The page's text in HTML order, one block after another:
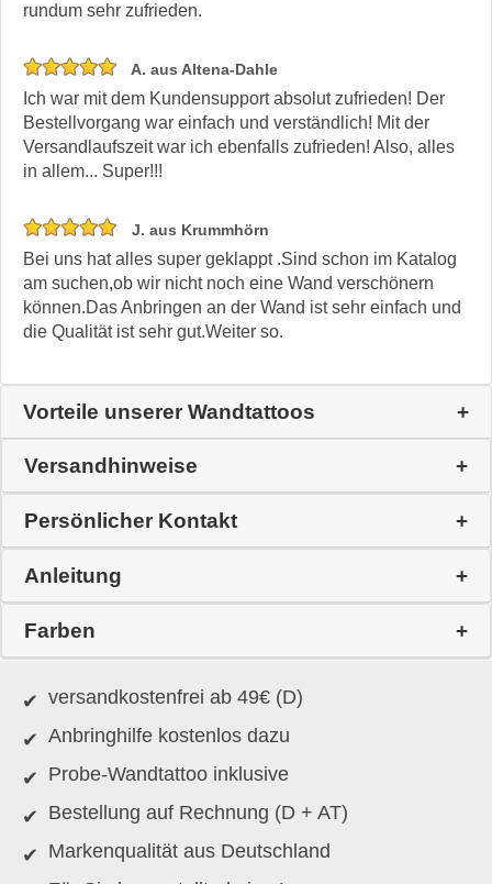
rundum sehr zufrieden.
A. aus Altena-Dahle
Ich war mit dem Kundensupport absolut zufrieden! Der
Bestellvorgang war einfach und verständlich! Mit der
Versandlaufszeit war ich ebenfalls zufrieden! Also, alles
in allem... Super!!!
J. aus Krummhörn
Bei uns hat alles super geklappt .Sind schon im Katalog
am suchen,ob wir nicht noch eine Wand verschönern
können.Das Anbringen an der Wand ist sehr einfach und
die Qualität ist sehr gut.Weiter so.
Vorteile unserer Wandtattoos
Versandhinweise
Persönlicher Kontakt
Anleitung
Farben
versandkostenfrei ab 49€ (D)
Anbringhilfe kostenlos dazu
Probe-Wandtattoo inklusive
Bestellung auf Rechnung (D + AT)
Markenqualität aus Deutschland